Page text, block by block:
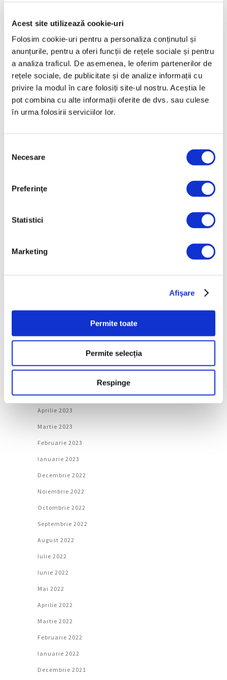
Acest site utilizează cookie-uri
Folosim cookie-uri pentru a personaliza conținutul și
anunțurile, pentru a oferi funcții de rețele sociale și pentru
a analiza traficul. De asemenea, le oferim partenerilor de
rețele sociale, de publicitate și de analize informații cu
privire la modul în care folosiți site-ul nostru. Aceștia le
pot combina cu alte informații oferite de dvs. sau culese
în urma folosirii serviciilor lor.
consimțământului
Necesare
Preferinţe
Statistici
Marketing
Afişare
Permite toate
Permite selecția
Respinge
Aprilie 2025
Martie 2025
Februarie 2025
Decembrie 2024
Noiembrie 2024
Aprilie 2024
Februarie 2024
Octombrie 2023
Mai 2023
Aprilie 2023
Martie 2023
Februarie 2023
Ianuarie 2023
Decembrie 2022
Noiembrie 2022
Octombrie 2022
Septembrie 2022
August 2022
Iulie 2022
Iunie 2022
Mai 2022
Aprilie 2022
Martie 2022
Februarie 2022
Ianuarie 2022
Decembrie 2021